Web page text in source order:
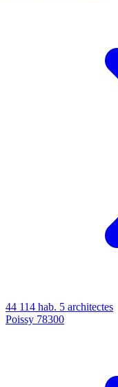
44 114 hab. 5 architectes
Poissy 78300